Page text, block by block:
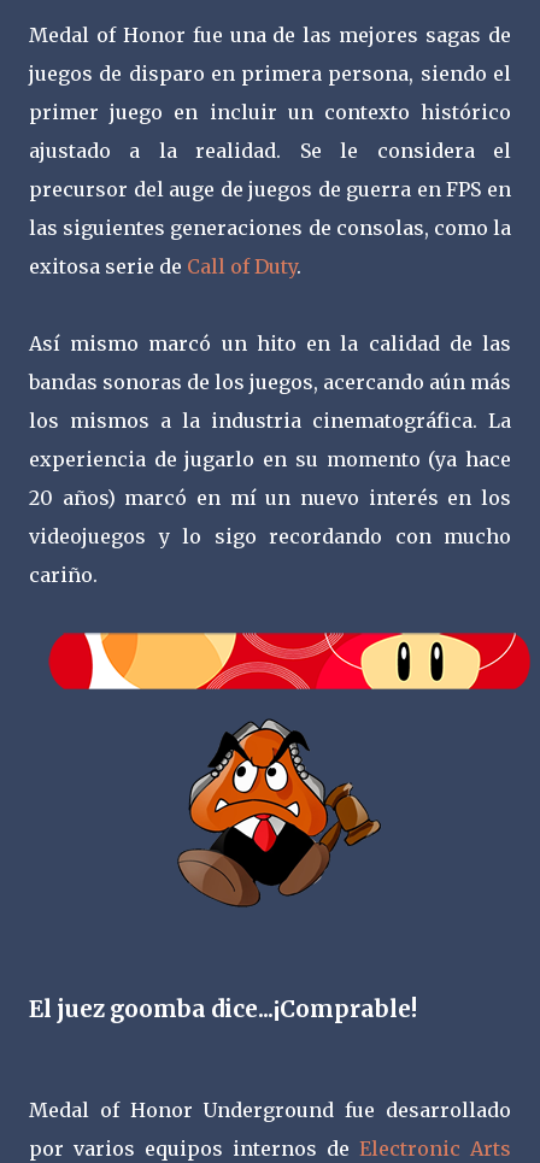
Medal of Honor fue una de las mejores sagas de
juegos de disparo en primera persona, siendo el
primer juego en incluir un contexto histórico
ajustado a la realidad. Se le considera el
precursor del auge de juegos de guerra en FPS en
las siguientes generaciones de consolas, como la
exitosa serie de Call of Duty.
Así mismo marcó un hito en la calidad de las
bandas sonoras de los juegos, acercando aún más
los mismos a la industria cinematográfica. La
experiencia de jugarlo en su momento (ya hace
20 años) marcó en mí un nuevo interés en los
videojuegos y lo sigo recordando con mucho
cariño.
El juez goomba dice...¡Comprable!
Medal of Honor Underground fue desarrollado
por varios equipos internos de Electronic Arts